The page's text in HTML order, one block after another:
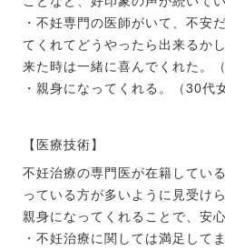
・不妊専門の医師がいて、不安
てくれてどうやったら出来るか
来た時は一緒に喜んでくれた。
・親身になってくれる。（30代
【医療技術】
不妊治療の専門医が在籍してい
っている方が多いように見受け
親身になってくれることで、安
・不妊治療に関しては満足して